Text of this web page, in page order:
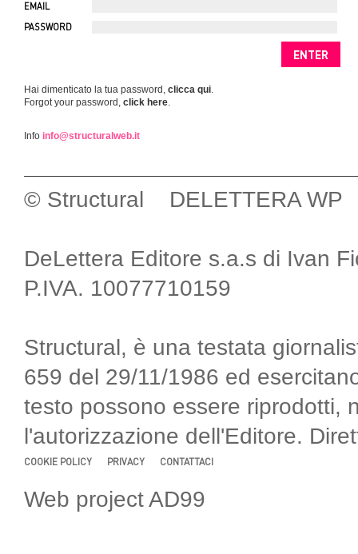
EMAIL
PASSWORD
Hai dimenticato la tua password, clicca qui.
Forgot your password, click here.
Info info@structuralweb.it
© Structural DELETTERA WP
DeLettera Editore s.a.s di Ivan
P.IVA. 10077710159
Structural, è una testata
659 del 29/11/1986 ed
testo possono essere riprodotti,
l'autorizzazione dell'Editore.
COOKIE POLICY PRIVACY CONTATTACI
Web project AD99